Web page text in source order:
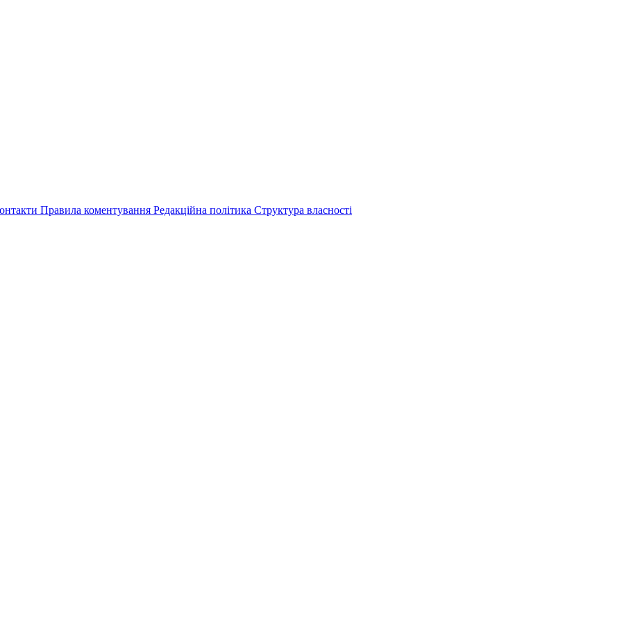
Правила коментування Редакційна політика Структура власності